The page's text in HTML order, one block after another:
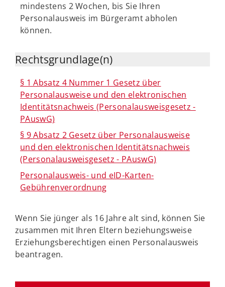
mindestens 2 Wochen, bis Sie Ihren
Personalausweis im Bürgeramt abholen
können.
Rechtsgrundlage(n)
§ 1 Absatz 4 Nummer 1 Gesetz über
Personalausweise und den elektronischen
Identitätsnachweis (Personalausweisgesetz -
PAuswG)
§ 9 Absatz 2 Gesetz über Personalausweise
und den elektronischen Identitätsnachweis
(Personalausweisgesetz - PAuswG)
Personalausweis- und eID-Karten-
Gebührenverordnung
Wenn Sie jünger als 16 Jahre alt sind, können Sie
zusammen mit Ihren Eltern beziehungsweise
Erziehungsberechtigen einen Personalausweis
beantragen.